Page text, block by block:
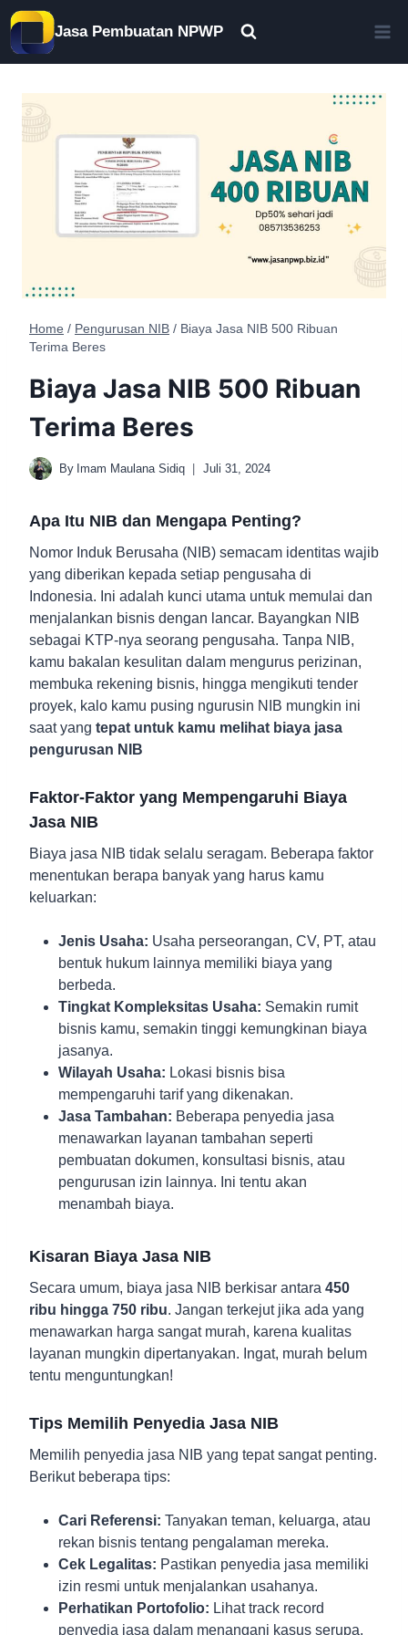
Skip
to
content
Jasa Pembuatan NPWP
Home / Pengurusan NIB / Biaya Jasa NIB 500 Ribuan
Terima Beres
Biaya Jasa NIB 500 Ribuan
Terima Beres
By Imam Maulana Sidiq Juli 31, 2024
Apa Itu NIB dan Mengapa Penting?
Nomor Induk Berusaha (NIB) semacam identitas wajib
yang diberikan kepada setiap pengusaha di
Indonesia. Ini adalah kunci utama untuk memulai dan
menjalankan bisnis dengan lancar. Bayangkan NIB
sebagai KTP-nya seorang pengusaha. Tanpa NIB,
kamu bakalan kesulitan dalam mengurus perizinan,
membuka rekening bisnis, hingga mengikuti tender
proyek, kalo kamu pusing ngurusin NIB mungkin ini
saat yang tepat untuk kamu melihat biaya jasa
pengurusan NIB
Faktor-Faktor yang Mempengaruhi Biaya
Jasa NIB
Biaya jasa NIB tidak selalu seragam. Beberapa faktor
menentukan berapa banyak yang harus kamu
keluarkan:
Jenis Usaha: Usaha perseorangan, CV, PT, atau
bentuk hukum lainnya memiliki biaya yang
berbeda.
Tingkat Kompleksitas Usaha: Semakin rumit
bisnis kamu, semakin tinggi kemungkinan biaya
jasanya.
Wilayah Usaha: Lokasi bisnis bisa
mempengaruhi tarif yang dikenakan.
Jasa Tambahan: Beberapa penyedia jasa
menawarkan layanan tambahan seperti
pembuatan dokumen, konsultasi bisnis, atau
pengurusan izin lainnya. Ini tentu akan
menambah biaya.
Kisaran Biaya Jasa NIB
Secara umum, biaya jasa NIB berkisar antara 450
ribu hingga 750 ribu. Jangan terkejut jika ada yang
menawarkan harga sangat murah, karena kualitas
layanan mungkin dipertanyakan. Ingat, murah belum
tentu menguntungkan!
Tips Memilih Penyedia Jasa NIB
Memilih penyedia jasa NIB yang tepat sangat penting.
Berikut beberapa tips:
Cari Referensi: Tanyakan teman, keluarga, atau
rekan bisnis tentang pengalaman mereka.
Cek Legalitas: Pastikan penyedia jasa memiliki
izin resmi untuk menjalankan usahanya.
Perhatikan Portofolio: Lihat track record
penyedia jasa dalam menangani kasus serupa.